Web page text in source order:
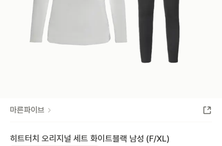
마른파이브
히트터치 오리지널 세트 화이트블랙 남성 (F/XL)